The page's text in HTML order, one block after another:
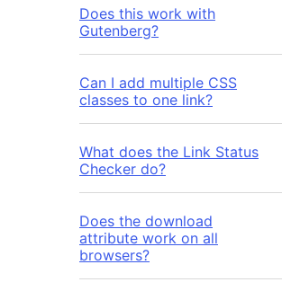
Does this work with
Gutenberg?
Can I add multiple CSS
classes to one link?
What does the Link Status
Checker do?
Does the download
attribute work on all
browsers?